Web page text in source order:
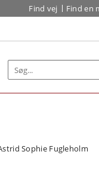
Find vej Find en